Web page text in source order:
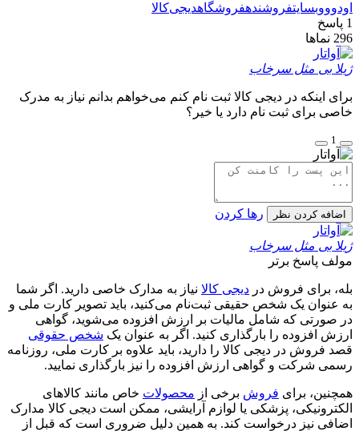
اودوووبسایتفروشندهفروشگاهدیجی‌کالا
1 پاسخ
296 نماها
ژیلا بی مثل سرخاب
برای اینکه در دیجی کالا ثبت نام کنم می‌خواهم بدانم نیاز به مدرک
خاصی برای ثبت نام دارد یا خیر؟
1
اضافه کردن نظر رها کردن
ژیلا بی مثل سرخاب
مولف پاسخ برتر
بله، برای فروش در دیجی کالا نیاز به مدارک خاصی دارید. اگر شما
به عنوان یک شخص حقیقی ثبت‌نام می‌کنید، باید تصویر کارت ملی و
در صورتی که شامل مالیات بر ارزش افزوده می‌شوید، گواهی
ارزش افزوده را بارگذاری کنید. اگر به عنوان یک شخص حقوقی
قصد فروش در دیجی کالا را دارید، باید علاوه بر کارت ملی، روزنامه
رسمی شرکت و گواهی ارزش افزوده را نیز بارگذاری نمایید.
همچنین، برای فروش برخی از محصولات خاص مانند کالاهای
الکترونیکی، پزشکی یا لوازم آرایشی، ممکن است دیجی کالا مدارک
اضافی نیز درخواست کند. به همین دلیل ضروری است که قبل از